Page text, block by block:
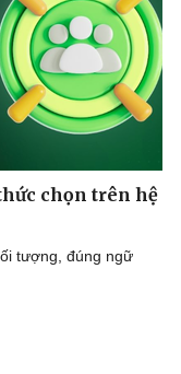
chọn trên hệ
tượng, đúng ngữ